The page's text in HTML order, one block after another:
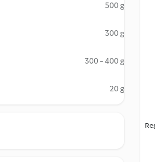
500 g
300 g
300 - 400 g
20 g